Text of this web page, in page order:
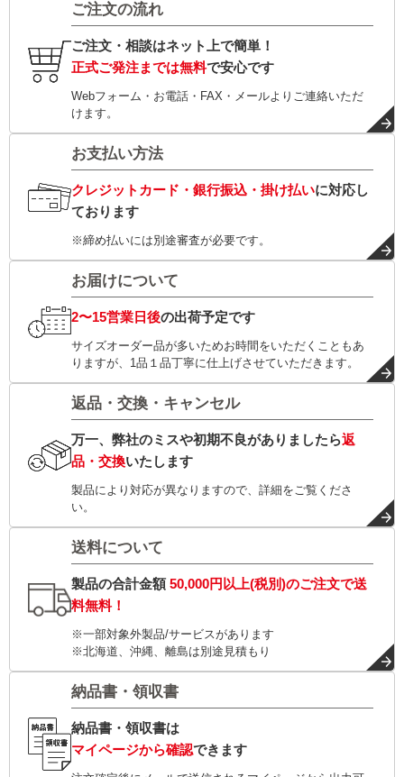
ご注文の流れ
ご注文・相談はネット上で簡単！
正式ご発注までは無料で安心です
Webフォーム・お電話・FAX・メールよりご連絡いただ
けます。
お支払い方法
クレジットカード・銀行振込・掛け払いに対応し
ております
※締め払いには別途審査が必要です。
お届けについて
2〜15営業日後の出荷予定です
サイズオーダー品が多いためお時間をいただくこともあ
りますが、1品１品丁寧に仕上げさせていただきます。
返品・交換・キャンセル
万一、弊社のミスや初期不良がありましたら返
品・交換いたします
製品により対応が異なりますので、詳細をご覧くださ
い。
送料について
製品の合計金額50,000円以上(税別)のご注文で送
料無料！
※一部対象外製品/サービスがあります
※北海道、沖縄、離島は別途見積もり
納品書・領収書
納品書・領収書は
マイページから確認できます